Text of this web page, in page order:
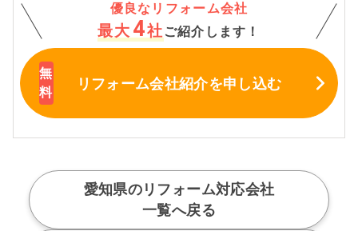
優良なリフォーム会社
最大 4社 ご紹介します！
リフォーム会社紹介を申し込む
愛知県のリフォーム対応会社
一覧へ戻る